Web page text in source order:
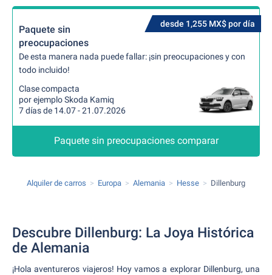
desde 1,255 MX$ por día
Paquete sin
preocupaciones
De esta manera nada puede fallar: ¡sin preocupaciones y con
todo incluido!
Clase compacta
por ejemplo Skoda Kamiq
7 días de 14.07 - 21.07.2026
Paquete sin preocupaciones comparar
Alquiler de carros Europa Alemania Hesse Dillenburg
Descubre Dillenburg: La Joya Histórica
de Alemania
¡Hola aventureros viajeros! Hoy vamos a explorar Dillenburg, una